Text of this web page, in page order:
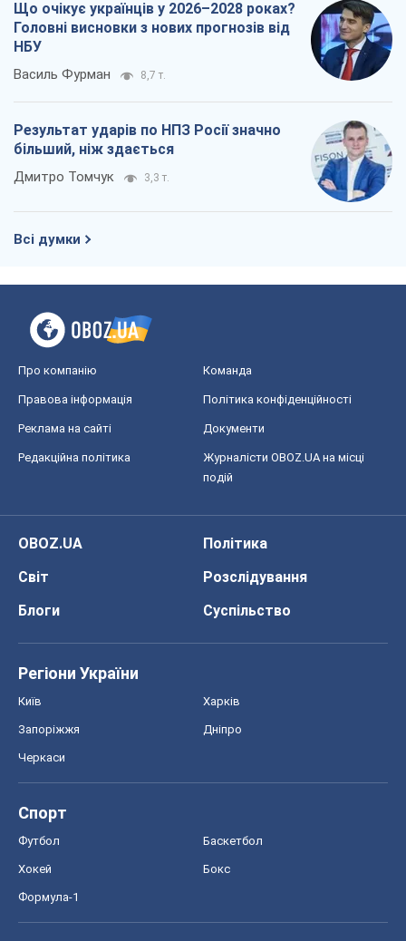
Що очікує українців у 2026–2028 роках?
Головні висновки з нових прогнозів від
НБУ
Василь Фурман 8,7 т.
Результат ударів по НПЗ Росії значно
більший, ніж здається
Дмитро Томчук 3,3 т.
Всі думки
Про компанію Команда
Правова інформація Політика конфіденційності
Реклама на сайті Документи
Редакційна політика
Журналісти OBOZ.UA на місці
подій
OBOZ.UA
Політика
Світ
Розслідування
Блоги
Суспільство
Регіони України
Київ Харків
Запоріжжя Дніпро
Черкаси
Спорт
Футбол Баскетбол
Хокей Бокс
Формула-1